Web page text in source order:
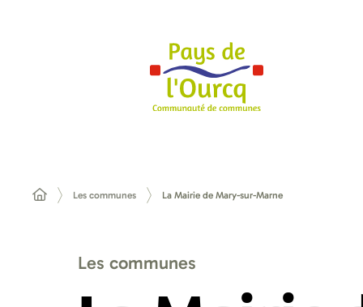
Les communes La Mairie de Mary-sur-Marne
Les communes